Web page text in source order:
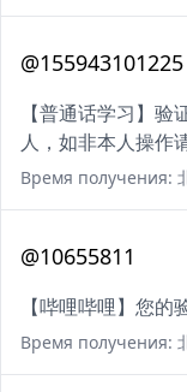
@155943101225
【普通话学习】
人，如非本人操作
Время получения:
@10655811
【哔哩哔哩】您的
Время получения: